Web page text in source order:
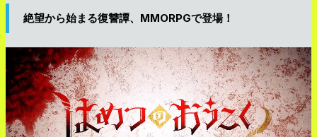
絶望から始まる復讐譚、MMORPGで登場！